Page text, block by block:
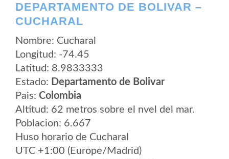
DEPARTAMENTO DE BOLIVAR –
CUCHARAL
Nombre: Cucharal
Longitud: -74.45
Latitud: 8.9833333
Estado: Departamento de Bolivar
Pais: Colombia
Altitud: 62 metros sobre el nvel del mar.
Poblacion: 6.667
Huso horario de Cucharal
UTC +1:00 (Europe/Madrid)